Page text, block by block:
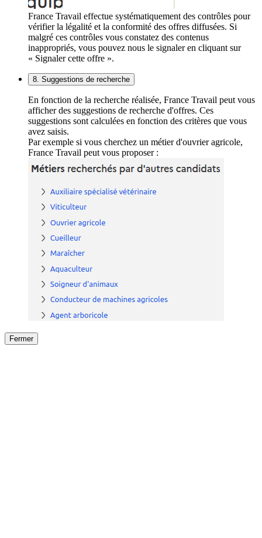
France Travail effectue systématiquement des contrôles pour
vérifier la légalité et la conformité des offres diffusées. Si
malgré ces contrôles vous constatez des contenus
inappropriés, vous pouvez nous le signaler en cliquant sur
« Signaler cette offre ».
8. Suggestions de recherche
En fonction de la recherche réalisée, France Travail peut vous
afficher des suggestions de recherche d'offres. Ces
suggestions sont calculées en fonction des critères que vous
avez saisis.
Par exemple si vous cherchez un métier d'ouvrier agricole,
France Travail peut vous proposer :
Fermer